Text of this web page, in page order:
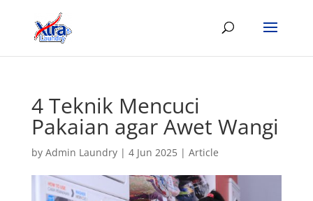
4 Teknik Mencuci
Pakaian agar Awet Wangi
by Admin Laundry| 4 Jun 2025| Article